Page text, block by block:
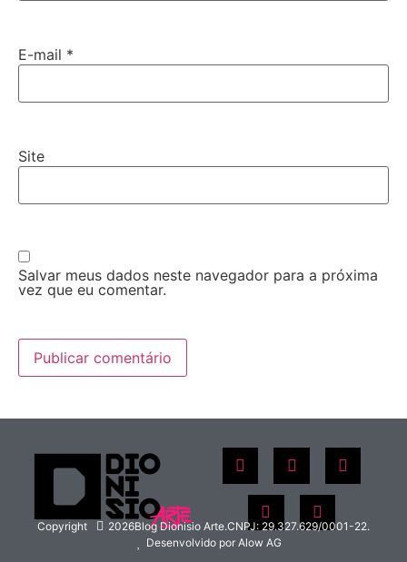
E-mail *
Site
Salvar meus dados neste navegador para a próxima
vez que eu comentar.
Copyright 2026Blog Dionisio Arte.CNPJ: 29.327.629/0001-22.
Desenvolvido por Alow AG